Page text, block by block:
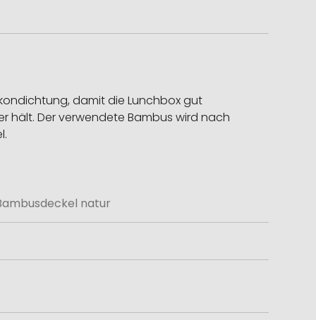
damit die Lunchbox gut
hält. Der verwendete Bambus wird nach
natur